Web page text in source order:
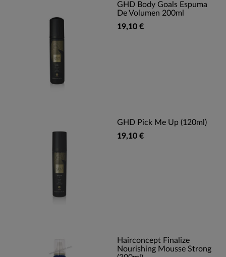
GHD Body Goals Espuma
De Volumen 200ml
19,10 €
GHD Pick Me Up (120ml)
19,10 €
Hairconcept Finalize
Nourishing Mousse Strong